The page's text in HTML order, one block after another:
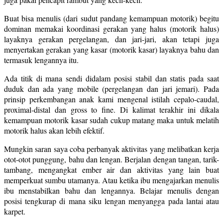
Buat bisa menulis (dari sudut pandang kemampuan motorik) begitu
dominan memakai koordinasi gerakan yang halus (motorik halus)
layaknya gerakan pergelangan, dan jari-jari, akan tetapi juga
menyertakan gerakan yang kasar (motorik kasar) layaknya bahu dan
termasuk lengannya itu.
Ada titik di mana sendi didalam posisi stabil dan statis pada saat
duduk dan ada yang mobile (pergelangan dan jari jemari). Pada
prinsip perkembangan anak kami mengenal istilah cepalo-caudal,
proximal-distal dan gross to fine. Di kalimat terakhir ini dikala
kemampuan motorik kasar sudah cukup matang maka untuk melatih
motorik halus akan lebih efektif.
Mungkin saran saya coba perbanyak aktivitas yang melibatkan kerja
otot-otot punggung, bahu dan lengan. Berjalan dengan tangan, tarik-
tambang, mengangkat ember air dan aktivitas yang lain buat
memperkuat sumbu utamanya. Atau ketika ibu mengajarkan menulis
ibu menstabilkan bahu dan lengannya. Belajar menulis dengan
posisi tengkurap di mana siku lengan menyangga pada lantai atau
karpet.